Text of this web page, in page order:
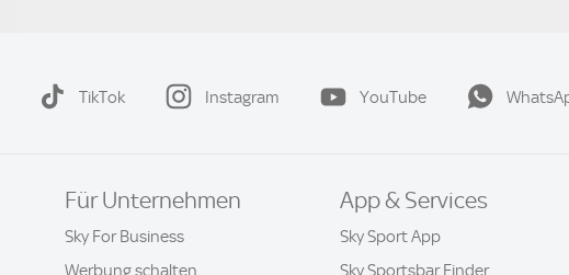
TikTok Instagram YouTube
Für Unternehmen
Sky For Business
Werbung schalten
App & Services
Sky Sport App
Sky Sportsbar Finder